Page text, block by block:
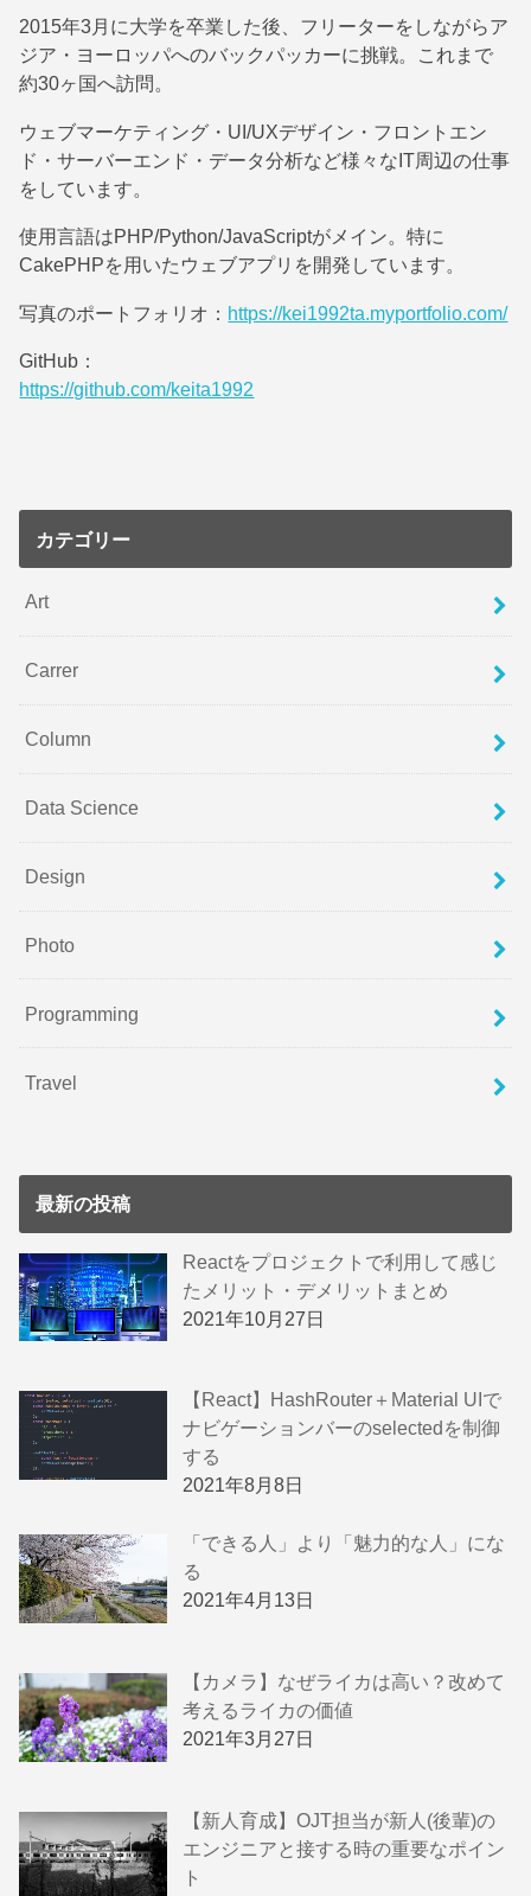
2015年3月に大学を卒業した後、フリーターをしながらア
ジア・ヨーロッパへのバックパッカーに挑戦。これまで
約30ヶ国へ訪問。
ウェブマーケティング・UI/UXデザイン・フロントエン
ド・サーバーエンド・データ分析など様々なIT周辺の仕事
をしています。
使用言語はPHP/Python/JavaScriptがメイン。特に
CakePHPを用いたウェブアプリを開発しています。
写真のポートフォリオ： https://kei1992ta.myportfolio.com/
GitHub：
https://github.com/keita1992
カテゴリー
Art
Carrer
Column
Data Science
Design
Photo
Programming
Travel
最新の投稿
Reactをプロジェクトで利用して感じ
たメリット・デメリットまとめ
2021年10月27日
【React】HashRouter＋Material UIで
ナビゲーションバーのselectedを制御
する
2021年8月8日
「できる人」より「魅力的な人」にな
る
2021年4月13日
【カメラ】なぜライカは高い？改めて
考えるライカの価値
2021年3月27日
【新人育成】OJT担当が新人(後輩)の
エンジニアと接する時の重要なポイン
ト